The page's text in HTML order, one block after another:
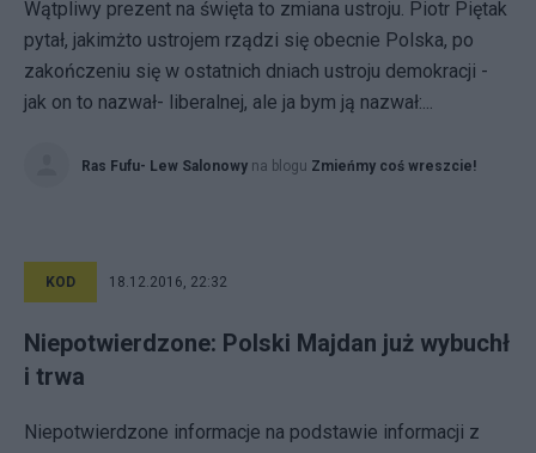
Wątpliwy prezent na święta to zmiana ustroju. Piotr Piętak
pytał, jakimżto ustrojem rządzi się obecnie Polska, po
zakończeniu się w ostatnich dniach ustroju demokracji -
jak on to nazwał- liberalnej, ale ja bym ją nazwał:...
Ras Fufu- Lew Salonowy na blogu Zmieńmy coś wreszcie!
KOD 18.12.2016, 22:32
Niepotwierdzone: Polski Majdan już wybuchł
i trwa
Niepotwierdzone informacje na podstawie informacji z